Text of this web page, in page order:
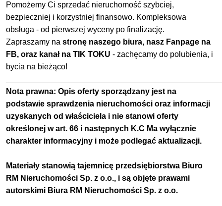
Pomożemy Ci sprzedać nieruchomość szybciej,
bezpieczniej i korzystniej finansowo. Kompleksowa
obsługa - od pierwszej wyceny po finalizację.
Zapraszamy na stronę naszego biura, nasz Fanpage na
FB, oraz kanał na TIK TOKU - zachęcamy do polubienia, i
bycia na bieżąco!
Nota prawna: Opis oferty sporządzany jest na
podstawie sprawdzenia nieruchomości oraz informacji
uzyskanych od właściciela i nie stanowi oferty
określonej w art. 66 i następnych K.C Ma wyłącznie
charakter informacyjny i może podlegać aktualizacji.
Materiały stanowią tajemnicę przedsiębiorstwa Biuro
RM Nieruchomości Sp. z o.o., i są objęte prawami
autorskimi Biura RM Nieruchomości Sp. z o.o.